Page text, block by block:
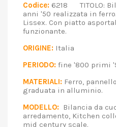
Codice: 6218 TITOLO:
anni '50 realizzata in
Lissex. Con piatto
funzionante.
ORIGINE: Italia
PERIODO: fine '800
MATERIALI: Ferro,
graduata in alluminio.
MODELLO: Bilancia da
arredamento, Kitchen
mid century scale.